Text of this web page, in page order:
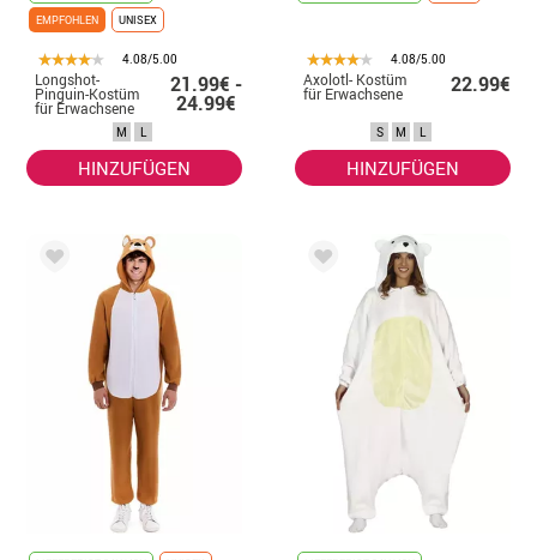
EMPFOHLEN
UNISEX
4.08/5.00
Longshot-
Pinguin-Kostüm
für Erwachsene
21.99€ -
24.99€
M L
HINZUFÜGEN
4.08/5.00
Axolotl- Kostüm
für Erwachsene 22.99€
S M L
HINZUFÜGEN